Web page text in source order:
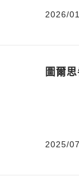
2026/
圖爾
2025/